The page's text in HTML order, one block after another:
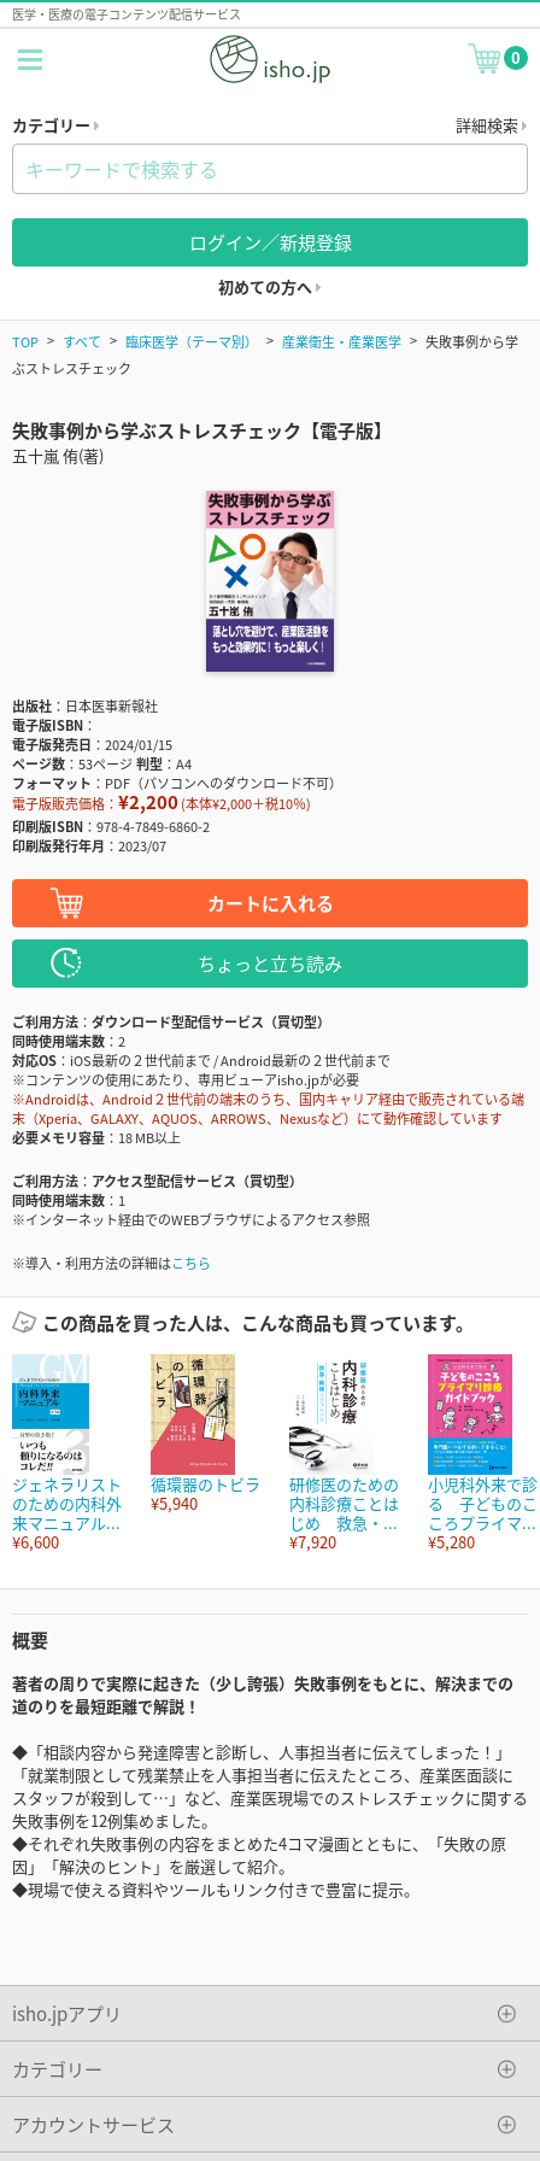
医学・医療の電子コンテンツ配信サービス
0
カテゴリー 詳細検索
ログイン／新規登録
初めての方へ
TOP すべて 臨床医学（テーマ別） 産業衛生・産業医学
失敗事例から学
ぶストレスチェック
失敗事例から学ぶストレスチェック【電子版】
五十嵐 侑(著)
出版社
日本医事新報社
電子版ISBN
電子版発売日
2024/01/15
ページ数
53ページ判型
A4
フォーマット
PDF（パソコンへのダウンロード不可）
電子版販売価格： ¥2,200(本体¥2,000＋税10％)
印刷版ISBN
978-4-7849-6860-2
印刷版発行年月
2023/07
カートに入れる
ちょっと立ち読み
ご利用方法
ダウンロード型配信サービス（買切型）
同時使用端末数
2
対応OS
iOS最新の２世代前まで / Android最新の２世代前まで
※コンテンツの使用にあたり、専用ビューアisho.jpが必要
※Androidは、Android２世代前の端末のうち、国内キャリア経由で販売されている端
末（Xperia、GALAXY、AQUOS、ARROWS、Nexusなど）にて動作確認しています
必要メモリ容量
18 MB以上
ご利用方法
アクセス型配信サービス（買切型）
同時使用端末数
1
※インターネット経由でのWEBブラウザによるアクセス参照
※導入・利用方法の詳細はこちら
この商品を買った人は、こんな商品も買っています。
ジェネラリスト
のための内科外
来マニュアル...
¥6,600
循環器のトビラ
¥5,940
研修医のための
内科診療ことは
じめ 救急・...
¥7,920
小児科外来で診
る 子どものこ
ころプライマ...
¥5,280
概要
著者の周りで実際に起きた（少し誇張）失敗事例をもとに、解決までの
道のりを最短距離で解説！
◆「相談内容から発達障害と診断し、人事担当者に伝えてしまった！」
「就業制限として残業禁止を人事担当者に伝えたところ、産業医面談に
スタッフが殺到して…」など、産業医現場でのストレスチェックに関する
失敗事例を12例集めました。
◆それぞれ失敗事例の内容をまとめた4コマ漫画とともに、「失敗の原
因」「解決のヒント」を厳選して紹介。
◆現場で使える資料やツールもリンク付きで豊富に提示。
isho.jpアプリ
カテゴリー
アカウントサービス